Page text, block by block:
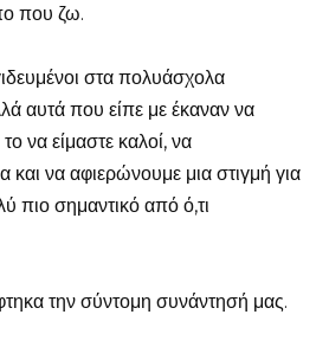
που ζω.
στα πολυάσχολα
αυτά που είπε με έκαναν να
να είμαστε καλοί, να
να αφιερώνουμε μια στιγμή για
πιο σημαντικό από ό,τι
την σύντομη συνάντησή μας.